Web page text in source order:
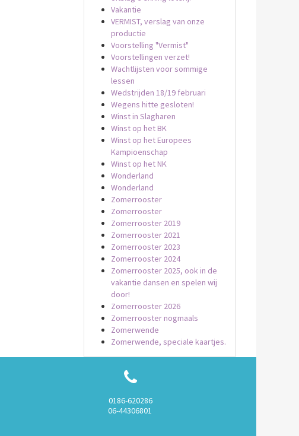
Vakantie
VERMIST, verslag van onze
productie
Voorstelling "Vermist"
Voorstellingen verzet!
Wachtlijsten voor sommige
lessen
Wedstrijden 18/19 februari
Wegens hitte gesloten!
Winst in Slagharen
Winst op het BK
Winst op het Europees
Kampioenschap
Winst op het NK
Wonderland
Wonderland
Zomerrooster
Zomerrooster
Zomerrooster 2019
Zomerrooster 2021
Zomerrooster 2023
Zomerrooster 2024
Zomerrooster 2025, ook in de
vakantie dansen en spelen wij
door!
Zomerrooster 2026
Zomerrooster nogmaals
Zomerwende
Zomerwende, speciale kaartjes.
0186-620286
06-44306801